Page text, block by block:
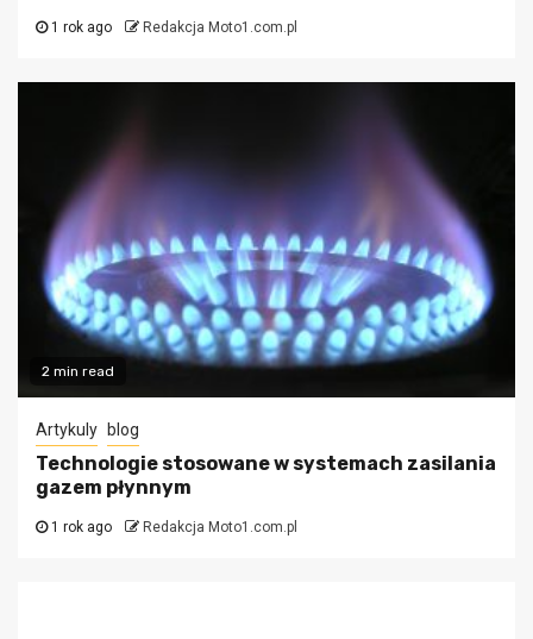
1 rok ago Redakcja Moto1.com.pl
2 min read
Artykuly blog
Technologie stosowane w systemach zasilania
gazem płynnym
1 rok ago Redakcja Moto1.com.pl